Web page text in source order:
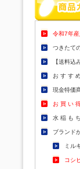
令和7年
つきたて
【送料込
お す す
現金特価
お 買 い
水 稲 も
ブランド
ミル
コシ